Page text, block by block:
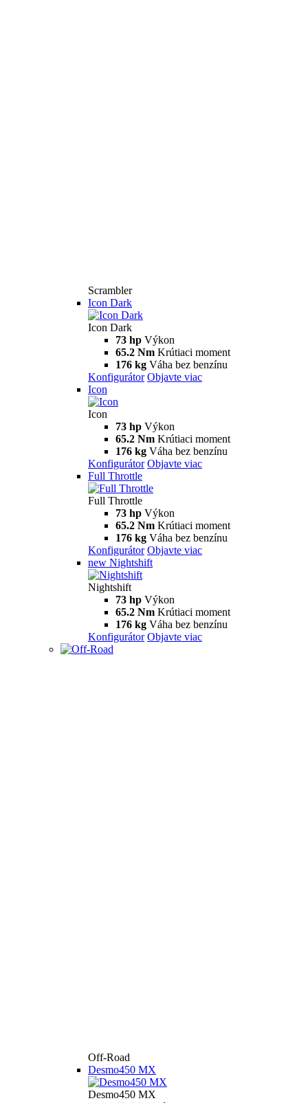
Scrambler
Icon Dark
Icon Dark
73 hp Výkon
65.2 Nm Krútiaci moment
176 kg Váha bez benzínu
Konfigurátor Objavte viac
Icon
Icon
73 hp Výkon
65.2 Nm Krútiaci moment
176 kg Váha bez benzínu
Konfigurátor Objavte viac
Full Throttle
Full Throttle
73 hp Výkon
65.2 Nm Krútiaci moment
176 kg Váha bez benzínu
Konfigurátor Objavte viac
new Nightshift
Nightshift
73 hp Výkon
65.2 Nm Krútiaci moment
176 kg Váha bez benzínu
Konfigurátor Objavte viac
Off-Road
Desmo450 MX
Desmo450 MX